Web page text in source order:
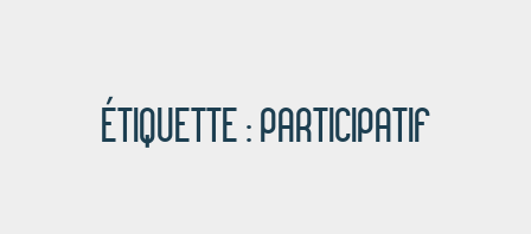
ÉTIQUETTE :PARTICIPATIF